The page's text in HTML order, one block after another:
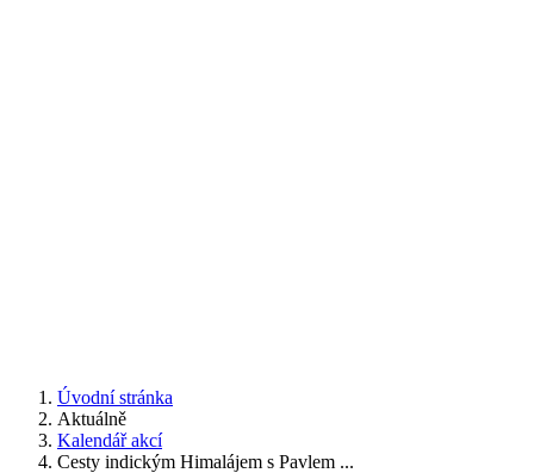
Úvodní stránka
Aktuálně
Kalendář akcí
Cesty indickým Himalájem s Pavlem ...